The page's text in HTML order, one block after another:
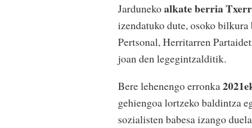
Jardunekoalkate berria
izendatuko dute, osoko
Pertsonal, Herritarren
joan den legegintzalditik.
Bere lehenengo erronka
gehiengoa lortzeko baldintza
sozialisten babesa izango